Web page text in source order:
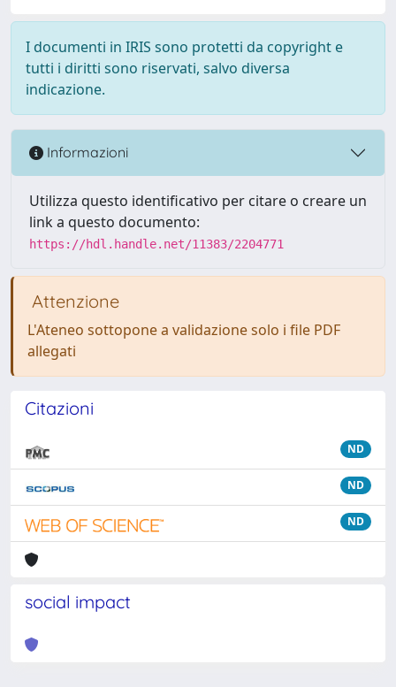
I documenti in IRIS sono protetti da copyright e
tutti i diritti sono riservati, salvo diversa
indicazione.
Informazioni
Utilizza questo identificativo per citare o creare un
link a questo documento:
https://hdl.handle.net/11383/2204771
Attenzione
L'Ateneo sottopone a validazione solo i file PDF
allegati
Citazioni
ND
ND
ND
social impact